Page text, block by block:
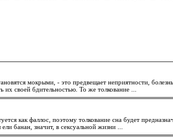
мокрыми, - это предвещает неприятности,
их своей бдительностью. То жетолкование ...
... начало, однозначно трактуется как фаллос, поэтомутолкование сна будет предназначено
если вам приснилось, как вы ели банан, значит, в сексуальной жизни ...